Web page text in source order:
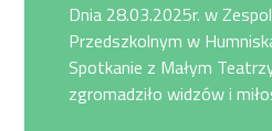
Dnia 28.03.2025r. w
Przedszkolnym w
Spotkanie z Małym
zgromadziło widzów i